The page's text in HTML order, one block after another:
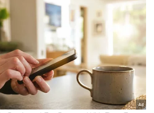
കമ്പനികൾ തമ്മിൽ നടത്തുന്ന
നേർക്കാഴ്ചയാണ് ഈ